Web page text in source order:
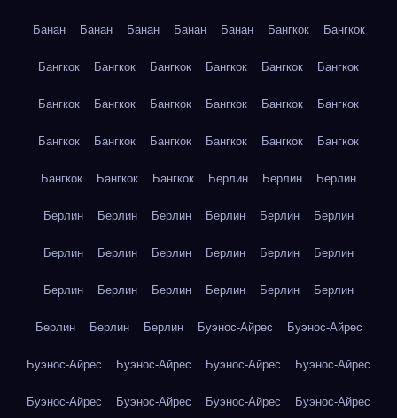
Банан Банан Банан Банан Банан Бангкок Бангкок
Бангкок Бангкок Бангкок Бангкок Бангкок Бангкок
Бангкок Бангкок Бангкок Бангкок Бангкок Бангкок
Бангкок Бангкок Бангкок Бангкок Бангкок Бангкок
Бангкок Бангкок Бангкок Берлин Берлин Берлин
Берлин Берлин Берлин Берлин Берлин Берлин
Берлин Берлин Берлин Берлин Берлин Берлин
Берлин Берлин Берлин Берлин Берлин Берлин
Берлин Берлин Берлин Буэнос-Айрес Буэнос-Айрес
Буэнос-Айрес Буэнос-Айрес Буэнос-Айрес Буэнос-Айрес
Буэнос-Айрес Буэнос-Айрес Буэнос-Айрес Буэнос-Айрес